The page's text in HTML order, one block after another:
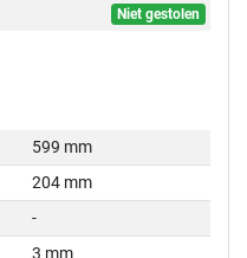
Niet gestolen
599 mm
204 mm
-
3 mm